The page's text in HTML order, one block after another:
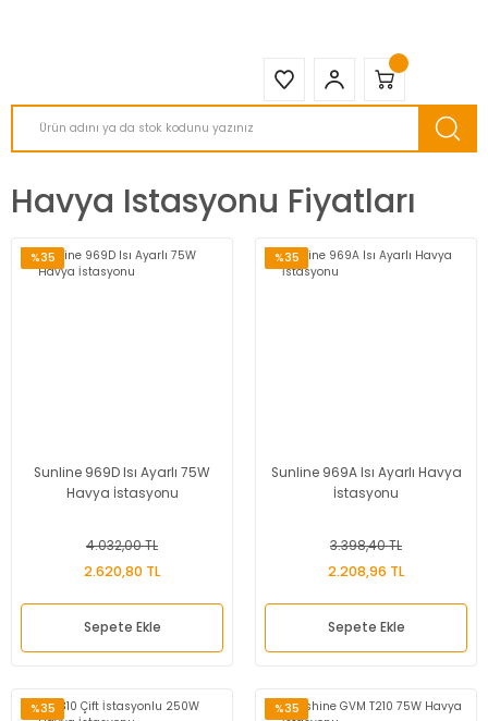
Havya Istasyonu Fiyatları
%35
Sunline 969D Isı Ayarlı 75W
Havya İstasyonu
4.032,00 TL
2.620,80 TL
Sepete Ekle
%35
Sunline 969A Isı Ayarlı Havya
İstasyonu
3.398,40 TL
2.208,96 TL
Sepete Ekle
%35 %35